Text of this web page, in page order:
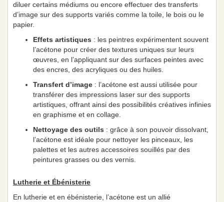
diluer certains médiums ou encore effectuer des transferts
d’image sur des supports variés comme la toile, le bois ou le
papier.
Effets artistiques : les peintres expérimentent souvent
l’acétone pour créer des textures uniques sur leurs
œuvres, en l’appliquant sur des surfaces peintes avec
des encres, des acryliques ou des huiles.
Transfert d’image : l’acétone est aussi utilisée pour
transférer des impressions laser sur des supports
artistiques, offrant ainsi des possibilités créatives infinies
en graphisme et en collage.
Nettoyage des outils : grâce à son pouvoir dissolvant,
l’acétone est idéale pour nettoyer les pinceaux, les
palettes et les autres accessoires souillés par des
peintures grasses ou des vernis.
Lutherie et Ébénisterie
En lutherie et en ébénisterie, l’acétone est un allié